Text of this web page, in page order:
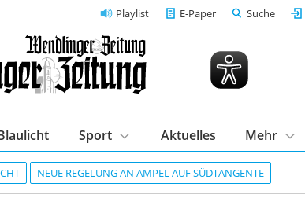
Playlist E-Paper Suche
NEUE REGELUNG AN AMPEL AUF SÜDTANGENTE
Sport Aktuelles Mehr